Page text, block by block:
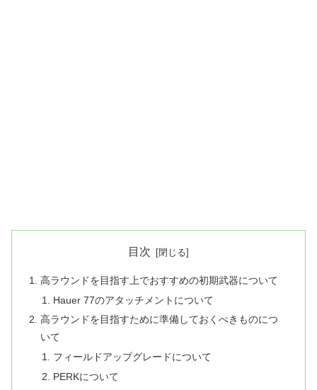
目次
高ラウンドを目指す上でおすすめの初期武器について
Hauer 77のアタッチメントについて
高ラウンドを目指すために準備しておくべきものにつ
いて
フィールドアップグレードについて
PERKについて